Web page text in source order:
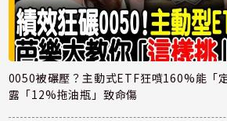
0050被碾壓？主動式ETF狂噴160%能「
露「12%拖油瓶」致命傷